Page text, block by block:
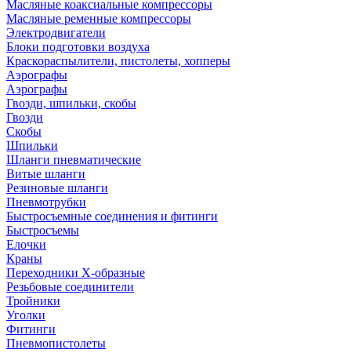
Масляные коаксиальные компрессоры
Масляные ременные компрессоры
Электродвигатели
Блоки подготовки воздуха
Краскораспылители, пистолеты, хопперы
Аэрографы
Аэрографы
Гвозди, шпильки, скобы
Гвозди
Скобы
Шпильки
Шланги пневматические
Витые шланги
Резиновые шланги
Пневмотрубки
Быстросъемные соединения и фитинги
Быстросъемы
Елочки
Краны
Переходники Х-образные
Резьбовые соединители
Тройники
Уголки
Фитинги
Пневмопистолеты